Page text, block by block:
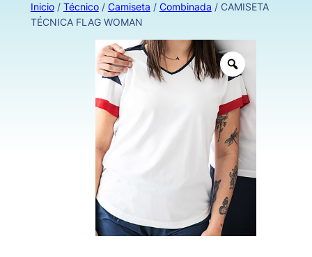
Inicio/ Técnico/ Camiseta / Combinada / CAMISETA
TÉCNICA FLAG WOMAN